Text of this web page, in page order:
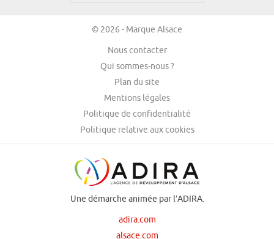
© 2026 - Marque Alsace
Nous contacter
Qui sommes-nous ?
Plan du site
Mentions légales
Politique de confidentialité
Politique relative aux cookies
Une démarche animée par l’ADIRA.
adira.com
alsace.com